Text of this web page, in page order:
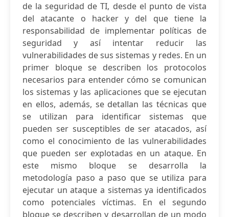
de la seguridad de TI, desde el punto de vista
del atacante o hacker y del que tiene la
responsabilidad de implementar políticas de
seguridad y así intentar reducir las
vulnerabilidades de sus sistemas y redes. En un
primer bloque se describen los protocolos
necesarios para entender cómo se comunican
los sistemas y las aplicaciones que se ejecutan
en ellos, además, se detallan las técnicas que
se utilizan para identificar sistemas que
pueden ser susceptibles de ser atacados, así
como el conocimiento de las vulnerabilidades
que pueden ser explotadas en un ataque. En
este mismo bloque se desarrolla la
metodología paso a paso que se utiliza para
ejecutar un ataque a sistemas ya identificados
como potenciales víctimas. En el segundo
bloque se describen y desarrollan de un modo